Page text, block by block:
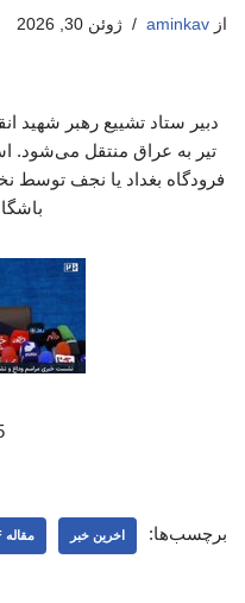
از aminkav ژوئن 30, 2026
تیر به عراق منتقل می‌شود.
فرودگاه بغداد یا نجف توسط
برچسب‌ها: اخرین خبر مقاله PDF